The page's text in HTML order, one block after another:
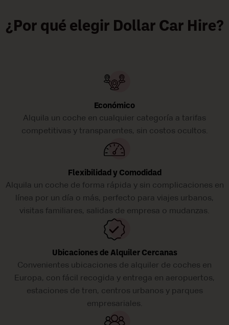
¿Por qué elegir Dollar Car Hire?
Económico
Alquila un coche en cualquier categoría a tarifas
competitivas y transparentes, sin costos ocultos.
Flexibilidad y Comodidad
Alquila un coche de forma rápida y sin complicaciones en
línea por un día o más, perfecto para viajes urbanos,
visitas familiares, salidas de empresa o mudanzas.
Ubicaciones de Alquiler Cercanas
Convenientes ubicaciones de alquiler de coches en
Europa, con fácil recogida y entrega en aeropuertos,
estaciones de tren, centros urbanos y parques
empresariales.